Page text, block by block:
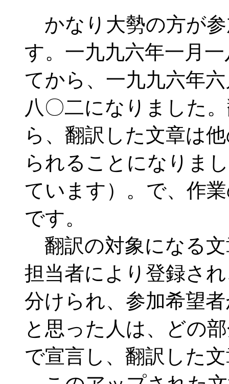
かなり大勢の方が
す。一九九六年一月
てから、一九九六年
八〇二になりました
ら、翻訳した文章は
られることになりま
ています）。で、作
です。
翻訳の対象になる
担当者により登録さ
分けられ、参加希望
と思った人は、どの
で宣言し、翻訳した